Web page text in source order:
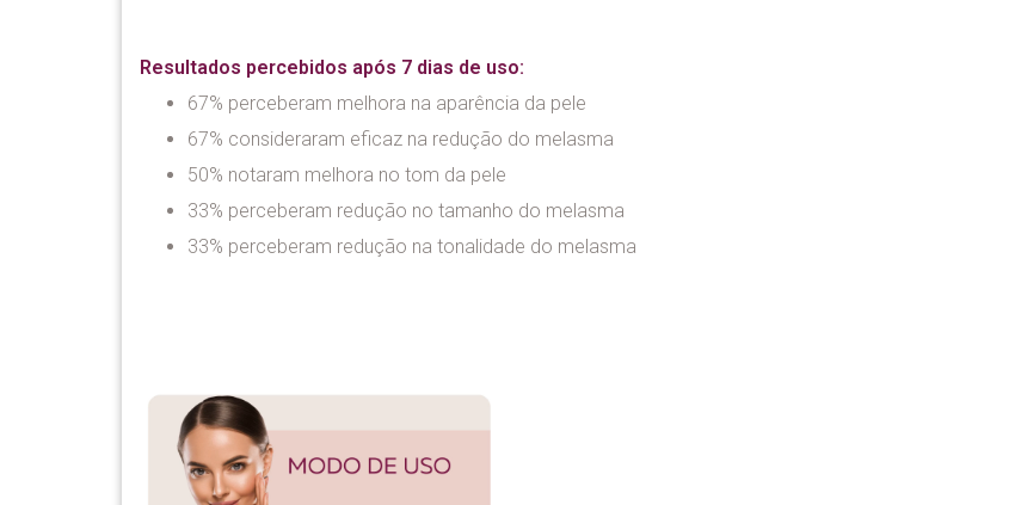
Resultados percebidos após 7 dias de uso:
67% perceberam melhora na aparência da pele
67% consideraram eficaz na redução do melasma
50% notaram melhora no tom da pele
33% perceberam redução no tamanho do melasma
33% perceberam redução na tonalidade do melasma